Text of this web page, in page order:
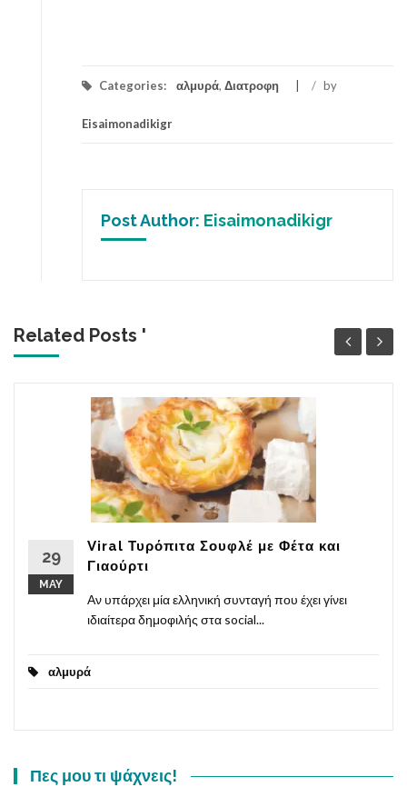
Categories: αλμυρά, Διατροφη / by
Eisaimonadikigr
Post Author: Eisaimonadikigr
Related Posts '
29
MAY
Viral Τυρόπιτα Σουφλέ με Φέτα και
Γιαούρτι
Αν υπάρχει μία ελληνική συνταγή που έχει γίνει
ιδιαίτερα δημοφιλής στα social...
αλμυρά
Πες μου τι ψάχνεις!